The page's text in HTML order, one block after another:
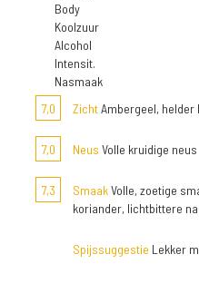
Body
Koolzuur
Alcohol
Intensit.
Nasmaak
7,0
ZichtAmbergeel,
7,0 Neus Volle kruidige neus
7,3 SmaakVolle, zoetige
koriander, lichtbittere
Spijssuggestie Lekker